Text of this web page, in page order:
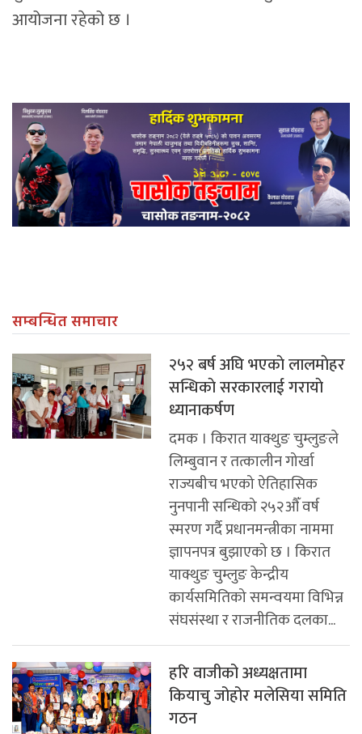
आयोजना रहेको छ ।
सम्बन्धित समाचार
२५२ बर्ष अघि भएकाे लालमाेहर
सन्धिकाे सरकारलाई गरायाे
ध्यानाकर्षण
दमक । किरात याक्थुङ चुम्लुङले
लिम्बुवान र तत्कालीन गोर्खा
राज्यबीच भएको ऐतिहासिक
नुनपानी सन्धिको २५२औँ वर्ष
स्मरण गर्दै प्रधानमन्त्रीका नाममा
ज्ञापनपत्र बुझाएको छ । किरात
याक्थुङ चुम्लुङ केन्द्रीय
कार्यसमितिको समन्वयमा विभिन्न
संघसंस्था र राजनीतिक दलका...
हरि वाजीको अध्यक्षतामा
कियाचु जोहोर मलेसिया समिति
गठन